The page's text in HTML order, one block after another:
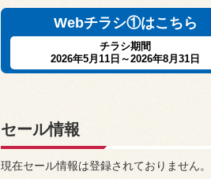
Webチラシ①はこちら
チラシ期間
2026年5月11日～2026年8月31日
セール情報
現在セール情報は登録されておりません。